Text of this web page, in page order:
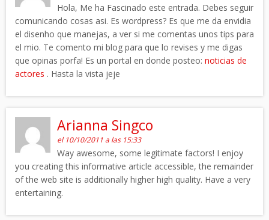
Hola, Me ha Fascinado este entrada. Debes seguir
comunicando cosas asi. Es wordpress? Es que me da envidia
el disenho que manejas, a ver si me comentas unos tips para
el mio. Te comento mi blog para que lo revises y me digas
que opinas porfa! Es un portal en donde posteo: noticias de
actores . Hasta la vista jeje
Arianna Singco
el 10/10/2011 a las 15:33
Way awesome, some legitimate factors! I enjoy
you creating this informative article accessible, the remainder
of the web site is additionally higher high quality. Have a very
entertaining.